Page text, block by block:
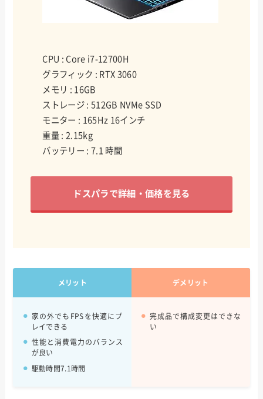
CPU : Core i7-12700H
グラフィック : RTX 3060
メモリ : 16GB
ストレージ : 512GB NVMe SSD
モニター : 165Hz 16インチ
重量 : 2.15kg
バッテリー : 7.1 時間
ドスパラで詳細・価格を見る
メリット デメリット
家の外でもFPSを快適にプ
レイできる
性能と消費電力のバランス
が良い
駆動時間7.1時間
完成品で構成変更はできな
い